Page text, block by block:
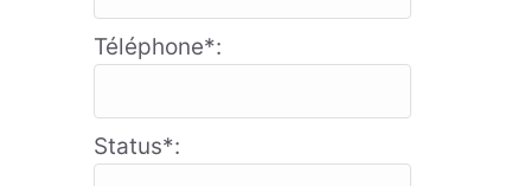
Téléphone*:
Status*: